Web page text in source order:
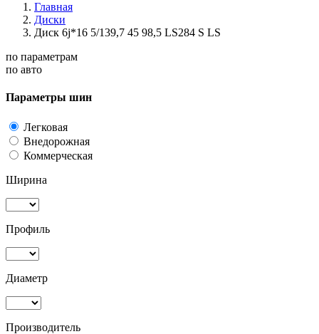
Главная
Диски
Диск 6j*16 5/139,7 45 98,5 LS284 S LS
по параметрам
по авто
Параметры шин
Легковая
Внедорожная
Коммерческая
Ширина
Профиль
Диаметр
Производитель